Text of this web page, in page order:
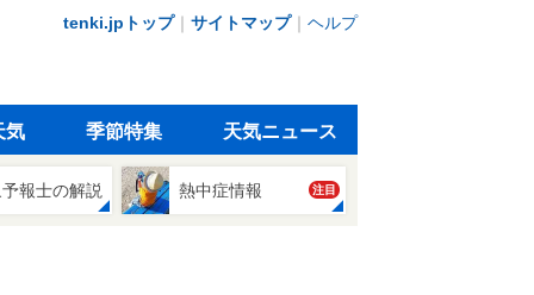
tenki.jpトップ｜ サイトマップ｜ ヘルプ
気 季節特集 天気ニュース
報士の解説 熱中症情報 注目